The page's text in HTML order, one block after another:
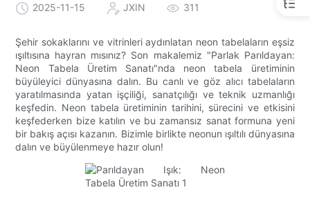
2025-11-15 JXIN 311
Şehir sokaklarını ve vitrinleri aydınlatan neon tabelaların eşsiz
ışıltısına hayran mısınız? Son makalemiz "Parlak Parıldayan:
Neon Tabela Üretim Sanatı"nda neon tabela üretiminin
büyüleyici dünyasına dalın. Bu canlı ve göz alıcı tabelaların
yaratılmasında yatan işçiliği, sanatçılığı ve teknik uzmanlığı
keşfedin. Neon tabela üretiminin tarihini, sürecini ve etkisini
keşfederken bize katılın ve bu zamansız sanat formuna yeni
bir bakış açısı kazanın. Bizimle birlikte neonun ışıltılı dünyasına
dalın ve büyülenmeye hazır olun!